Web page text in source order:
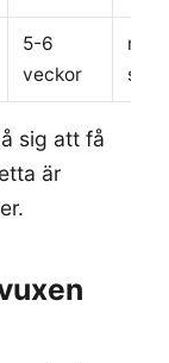
5-6
veckor
mala
sig att få
är